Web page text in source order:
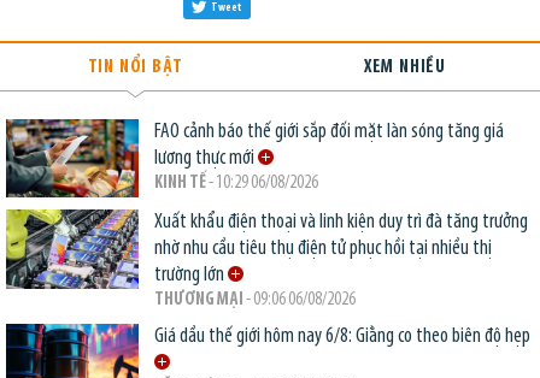
Tweet
TIN NỔI BẬT XEM NHIỀU
FAO cảnh báo thế giới sắp đối mặt làn sóng tăng giá
lương thực mới
KINH TẾ- 10:29 06/08/2026
Xuất khẩu điện thoại và linh kiện duy trì đà tăng trưởng
nhờ nhu cầu tiêu thụ điện tử phục hồi tại nhiều thị
trường lớn
THƯƠNG MẠI - 09:06 06/08/2026
Giá dầu thế giới hôm nay 6/8: Giằng co theo biên độ hẹp